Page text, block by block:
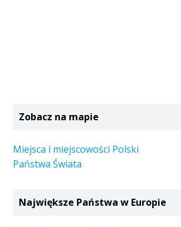
Zobacz na mapie
Miejsca i miejscowości Polski
Państwa Świata
Największe Państwa w Europie